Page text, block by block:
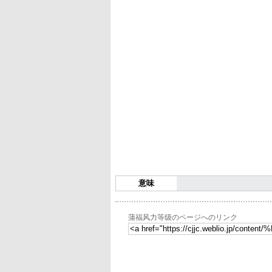
意味
蒲福风力等级のページへのリンク